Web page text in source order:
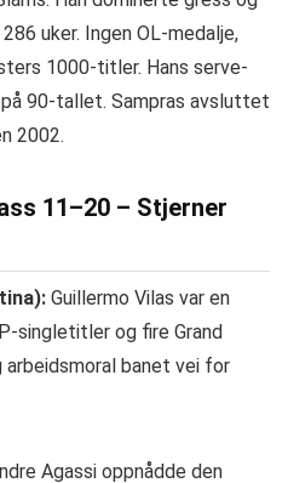
uker. Ingen OL-medalje,
1000-titler. Hans serve-
90-tallet. Sampras avsluttet
2002.
11–20 – Stjerner
Guillermo Vilas var en
singletitler og fire Grand
arbeidsmoral banet vei for
Agassi oppnådde den